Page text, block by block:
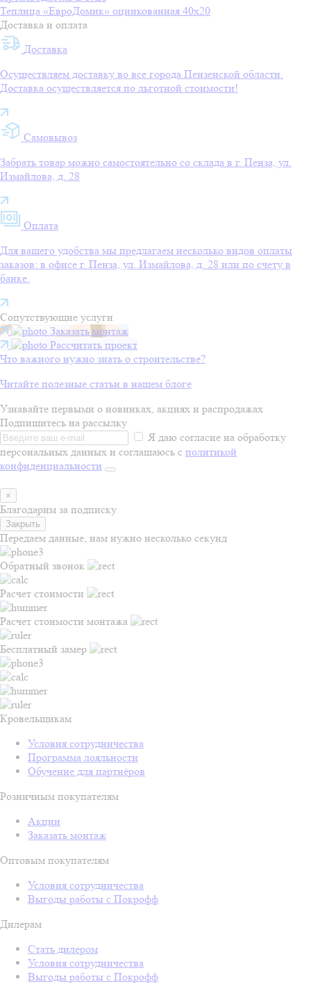
Теплица «ЕвроДомик» оцинкованная 40х20
Доставка и оплата
Доставка
Осуществляем доставку во все города Пензенской области.
Доставка осуществляется по льготной стоимости!
Самовывоз
Забрать товар можно самостоятельно со склада в г. Пенза, ул.
Измайлова, д. 28
Оплата
Для вашего удобства мы предлагаем несколько видов оплаты
заказов: в офисе г. Пенза, ул. Измайлова, д. 28 или по счету в
банке.
Сопутствующие услуги
Заказать монтаж
Рассчитать проект
Что важного нужно знать о строительстве?
Читайте полезные статьи в нашем блоге
Узнавайте первыми о новинках, акциях и распродажах
Подпишитесь на рассылку
Я даю согласие на обработку
персональных данных и соглашаюсь с политикой
конфиденциальности
×
Благодарим за подписку
Закрыть
Передаем данные, нам нужно несколько секунд
Обратный звонок
Расчет стоимости
Расчет стоимости монтажа
Бесплатный замер
Кровельщикам
Условия сотрудничества
Программа лояльности
Обучение для партнёров
Розничным покупателям
Акции
Заказать монтаж
Оптовым покупателям
Условия сотрудничества
Выгоды работы с Покрофф
Дилерам
Стать дилером
Условия сотрудничества
Выгоды работы с Покрофф